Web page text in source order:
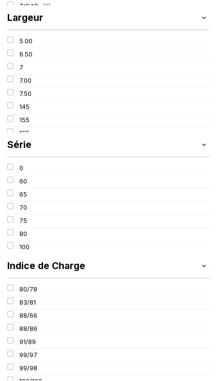
TIGAR
(2)
Largeur
5.00
6.50
7
7.00
7.50
145
155
165
175
185
195
205
215
225
235
Série
0
60
65
70
75
80
100
Indice de Charge
80/78
83/81
88/66
88/86
91/89
99/97
99/98